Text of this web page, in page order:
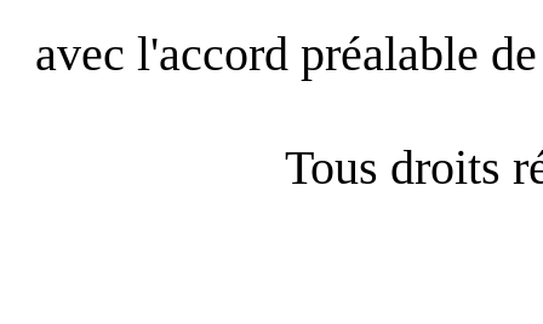
avec l'accord préalable
Tous droits